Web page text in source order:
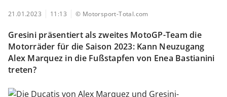
21.01.2023 11:13 © Motorsport-Total.com
Gresini präsentiert als zweites MotoGP-Team die
Motorräder für die Saison 2023: Kann Neuzugang
Alex Marquez in die Fußstapfen von Enea Bastianini
treten?